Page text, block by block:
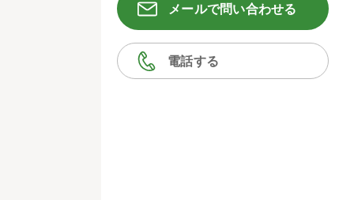
メールで問い合わせる
電話する